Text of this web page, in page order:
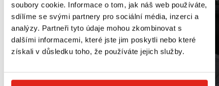
soubory cookie. Informace o tom, jak náš web používáte,
sdílíme se svými partnery pro sociální média, inzerci a
analýzy. Partneři tyto údaje mohou zkombinovat s
dalšími informacemi, které jste jim poskytli nebo které
získali v důsledku toho, že používáte jejich služby.